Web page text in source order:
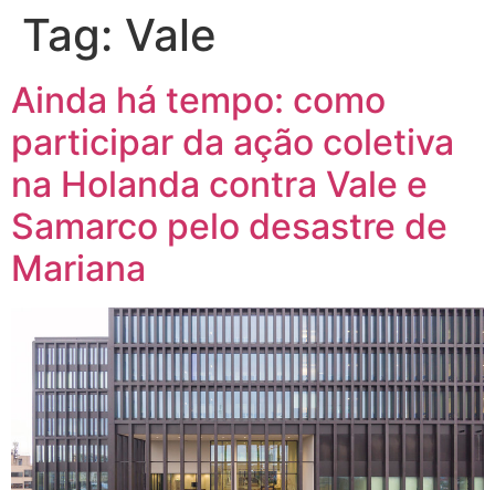
Tag: Vale
Ainda há tempo: como
participar da ação coletiva
na Holanda contra Vale e
Samarco pelo desastre de
Mariana